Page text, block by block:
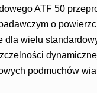
ATF 50
o
dla wielu
podmuchów